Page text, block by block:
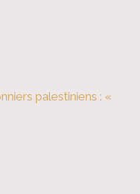
palestiniens : «